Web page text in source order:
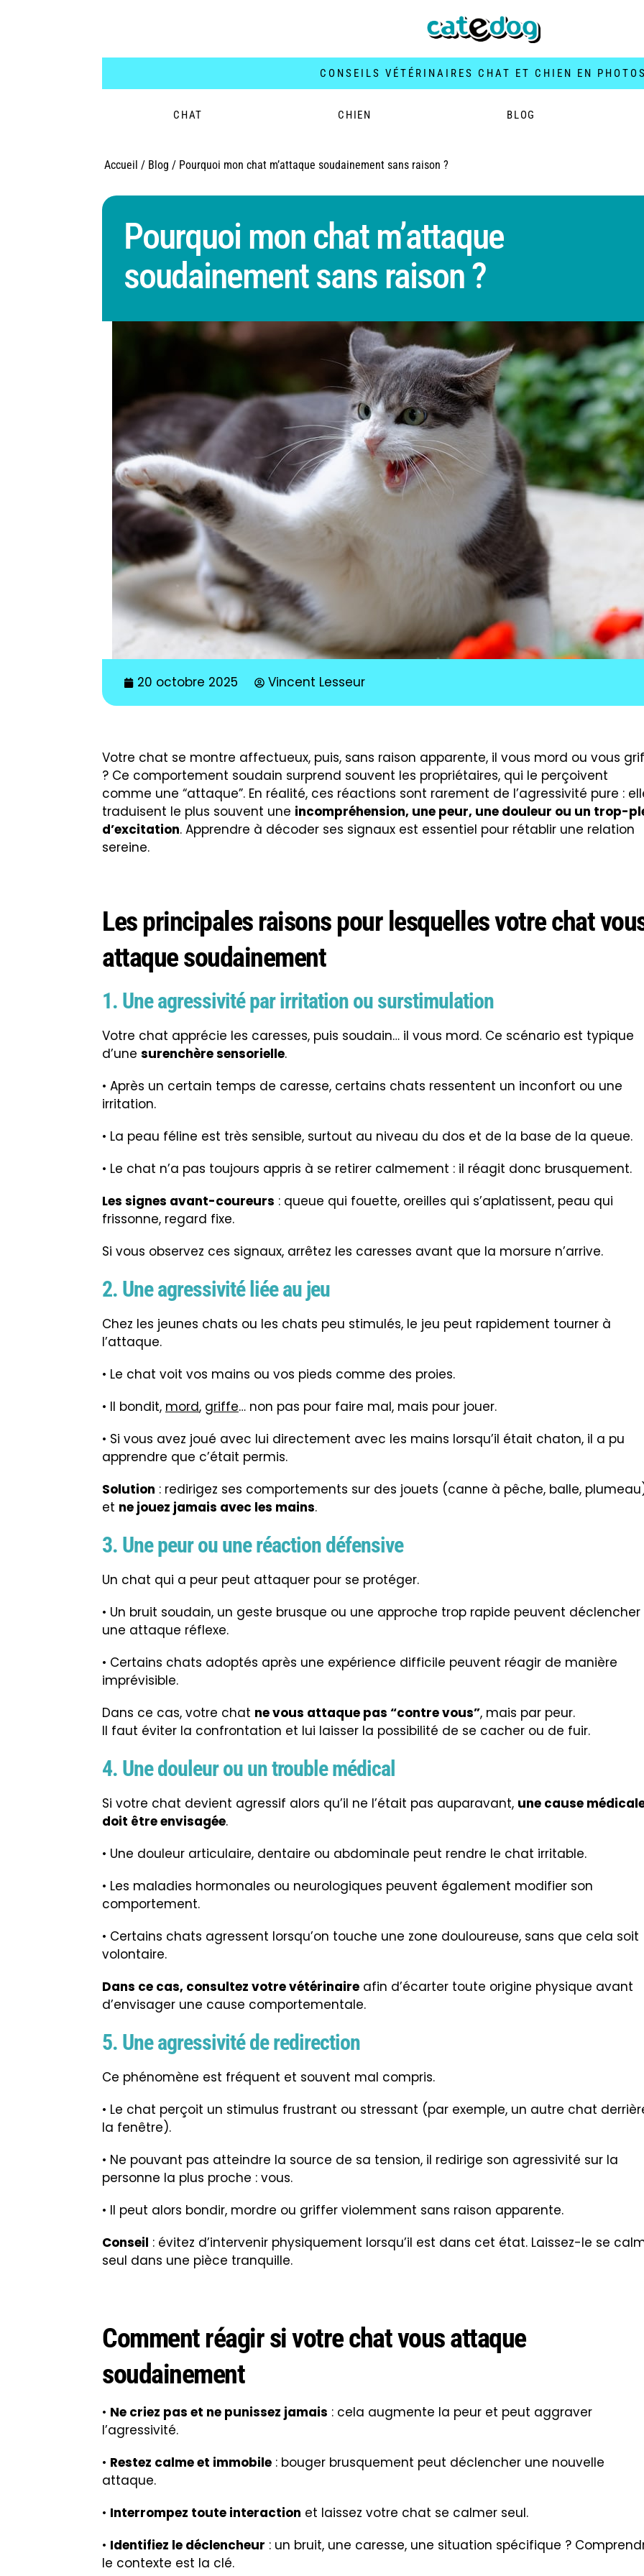
CONSEILS VÉTÉRINAIRES CHAT ET CHIEN EN
CHAT CHIEN BLOG
Accueil / Blog / Pourquoi mon chat m’attaque soudainement sans raison ?
Pourquoi mon chat m’attaque
soudainement sans raison ?
20 octobre 2025 Vincent Lesseur
Votre chat se montre affectueux, puis, sans raison apparente, il vous mord ou vous
? Ce comportement soudain surprend souvent les propriétaires, qui le perçoivent
comme une “attaque”. En réalité, ces réactions sont rarement de l’agressivité pure :
traduisent le plus souvent une incompréhension, une peur, une douleur ou un trop-
d’excitation. Apprendre à décoder ses signaux est essentiel pour rétablir une relation
sereine.
Les principales raisons pour lesquelles votre chat
attaque soudainement
1. Une agressivité par irritation ou surstimulation
Votre chat apprécie les caresses, puis soudain… il vous mord. Ce scénario est typique
d’une surenchère sensorielle.
• Après un certain temps de caresse, certains chats ressentent un inconfort ou une
irritation.
• La peau féline est très sensible, surtout au niveau du dos et de la base de la queue.
• Le chat n’a pas toujours appris à se retirer calmement : il réagit donc brusquement.
Les signes avant-coureurs : queue qui fouette, oreilles qui s’aplatissent, peau qui
frissonne, regard fixe.
Si vous observez ces signaux, arrêtez les caresses avant que la morsure n’arrive.
2. Une agressivité liée au jeu
Chez les jeunes chats ou les chats peu stimulés, le jeu peut rapidement tourner à
l’attaque.
• Le chat voit vos mains ou vos pieds comme des proies.
• Il bondit, mord, griffe… non pas pour faire mal, mais pour jouer.
• Si vous avez joué avec lui directement avec les mains lorsqu’il était chaton, il a pu
apprendre que c’était permis.
Solution : redirigez ses comportements sur des jouets (canne à pêche, balle,
et ne jouez jamais avec les mains.
3. Une peur ou une réaction défensive
Un chat qui a peur peut attaquer pour se protéger.
• Un bruit soudain, un geste brusque ou une approche trop rapide peuvent déclencher
une attaque réflexe.
• Certains chats adoptés après une expérience difficile peuvent réagir de manière
imprévisible.
Dans ce cas, votre chat ne vous attaque pas “contre vous”, mais par peur.
Il faut éviter la confrontation et lui laisser la possibilité de se cacher ou de fuir.
4. Une douleur ou un trouble médical
Si votre chat devient agressif alors qu’il ne l’était pas auparavant, une cause
doit être envisagée.
• Une douleur articulaire, dentaire ou abdominale peut rendre le chat irritable.
• Les maladies hormonales ou neurologiques peuvent également modifier son
comportement.
• Certains chats agressent lorsqu’on touche une zone douloureuse, sans que cela soit
volontaire.
Dans ce cas, consultez votre vétérinaire afin d’écarter toute origine physique avant
d’envisager une cause comportementale.
5. Une agressivité de redirection
Ce phénomène est fréquent et souvent mal compris.
• Le chat perçoit un stimulus frustrant ou stressant (par exemple, un autre chat
la fenêtre).
• Ne pouvant pas atteindre la source de sa tension, il redirige son agressivité sur la
personne la plus proche : vous.
• Il peut alors bondir, mordre ou griffer violemment sans raison apparente.
Conseil : évitez d’intervenir physiquement lorsqu’il est dans cet état. Laissez-le se
seul dans une pièce tranquille.
Comment réagir si votre chat vous attaque
soudainement
• Ne criez pas et ne punissez jamais : cela augmente la peur et peut aggraver
l’agressivité.
• Restez calme et immobile : bouger brusquement peut déclencher une nouvelle
attaque.
• Interrompez toute interaction et laissez votre chat se calmer seul.
• Identifiez le déclencheur : un bruit, une caresse, une situation spécifique ?
le contexte est la clé.